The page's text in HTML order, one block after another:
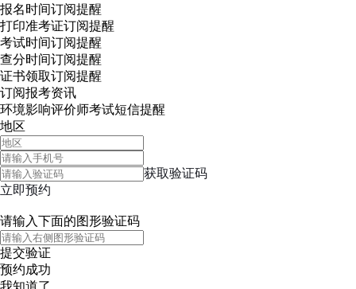
报名时间订阅提醒
打印准考证订阅提醒
考试时间订阅提醒
查分时间订阅提醒
证书领取订阅提醒
订阅报考资讯
环境影响评价师考试短信提醒
地区
获取验证码
立即预约
请输入下面的图形验证码
提交验证
预约成功
我知道了